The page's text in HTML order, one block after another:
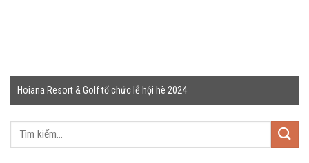
Hoiana Resort & Golf tổ chức lễ hội hè 2024
Tìm